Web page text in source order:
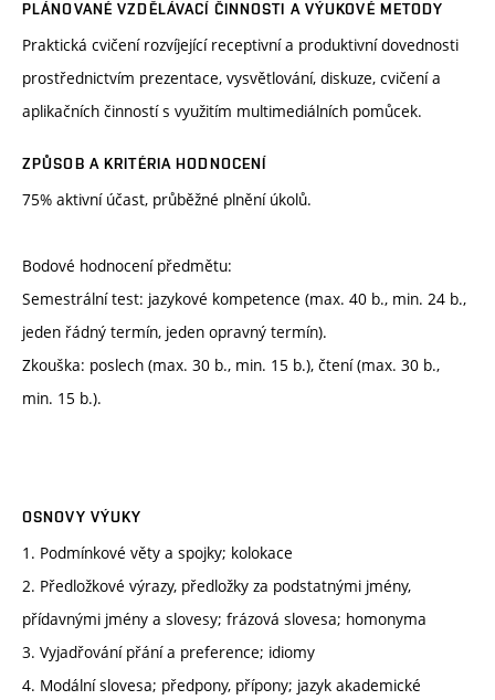
PLÁNOVANÉ VZDĚLÁVACÍ ČINNOSTI A VÝUKOVÉ METODY
Praktická cvičení rozvíjející receptivní a produktivní dovednosti
prostřednictvím prezentace, vysvětlování, diskuze, cvičení a
aplikačních činností s využitím multimediálních pomůcek.
ZPŮSOB A KRITÉRIA HODNOCENÍ
75% aktivní účast, průběžné plnění úkolů.
Bodové hodnocení předmětu:
Semestrální test: jazykové kompetence (max. 40 b., min. 24 b.,
jeden řádný termín, jeden opravný termín).
Zkouška: poslech (max. 30 b., min. 15 b.), čtení (max. 30 b.,
min. 15 b.).
OSNOVY VÝUKY
1. Podmínkové věty a spojky; kolokace
2. Předložkové výrazy, předložky za podstatnými jmény,
přídavnými jmény a slovesy; frázová slovesa; homonyma
3. Vyjadřování přání a preference; idiomy
4. Modální slovesa; předpony, přípony; jazyk akademické